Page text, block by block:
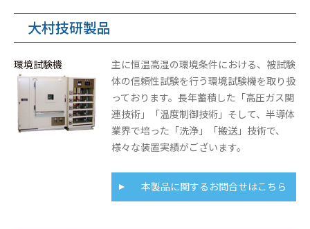
大村技研製品
環境試験機
主に恒温高湿の環境条件における、被試験
体の信頼性試験を行う環境試験機を取り扱
っております。長年蓄積した「高圧ガス関
連技術」「温度制御技術」そして、半導体
業界で培った「洗浄」「搬送」技術で、
様々な装置実績がございます。
本製品に関するお問合せはこちら